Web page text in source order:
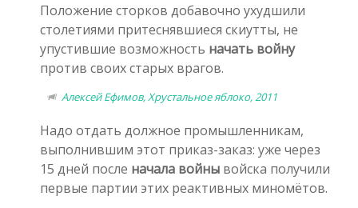
Положение сторков добавочно ухудшили
столетиями притеснявшиеся скиутты, не
упустившие возможность начать войну
против своих старых врагов.
Алексей Ефимов, Хрустальное яблоко, 2011
Надо отдать должное промышленникам,
выполнившим этот приказ-заказ: уже через
15 дней после начала войны войска получили
первые партии этих реактивных миномётов.